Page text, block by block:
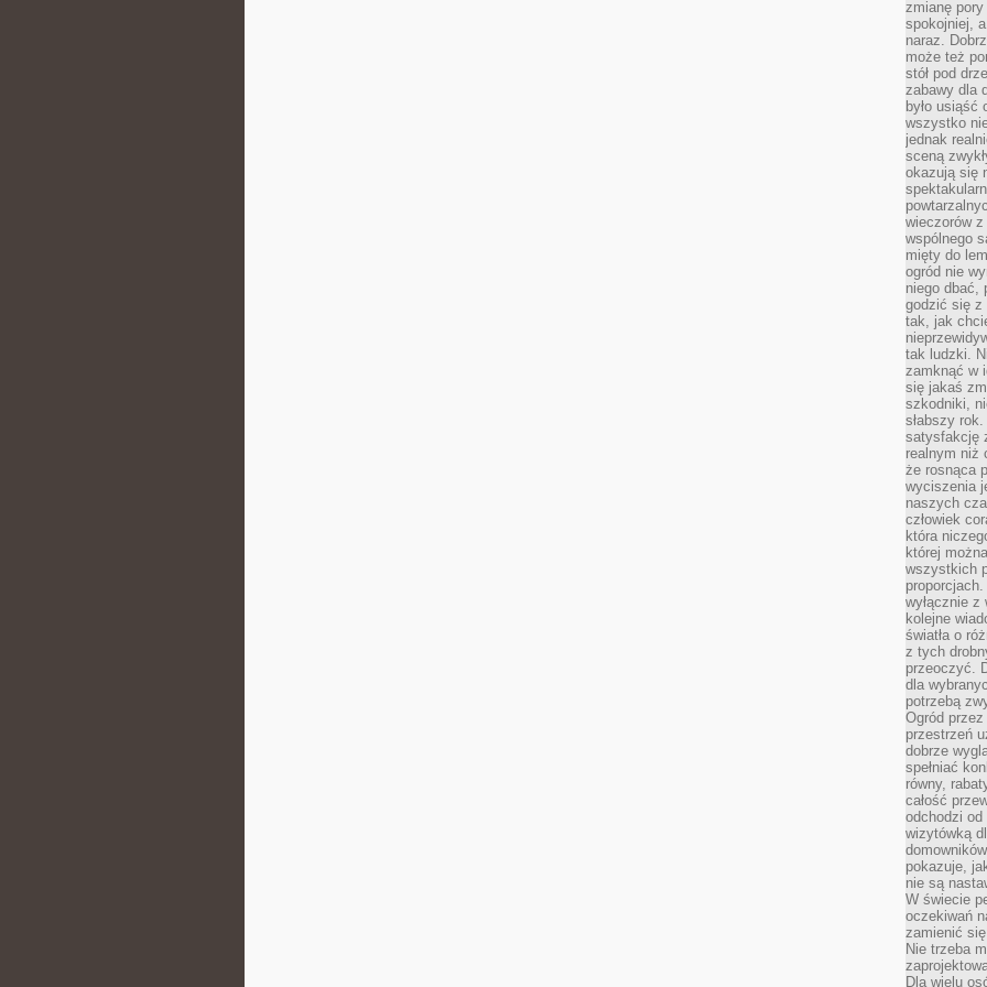
zmianę
spokojniej,
naraz.
może też
stół pod
zabawy dla
było
wszystko
jednak
sceną
okazują się
wieczorów
wspólnego
mięty do
ogród nie
niego dbać,
godzić się z
tak, jak
tak ludzki.
zamknąć w
się jakaś
szkodniki,
słabszy
satysfakcję
realnym niż
że rosnąca
wyciszenia
naszych
człowiek
która
której
wszystkich
wyłącznie z
kolejne
światła o
z tych
przeoczyć.
dla
potrzebą
Ogród przez
przestrzeń
dobrze
spełniać
równy,
całość
odchodzi
wizytówką
pokazuje,
nie są
W świecie
oczekiwań
zamienić
Nie trzeba
Dla wielu